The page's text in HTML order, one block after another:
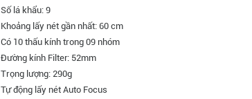
Số lá khẩu: 9
Khoảng lấy nét gần nhất: 60 cm
Có 10 thấu kính trong 09 nhóm
Đường kính Filter: 52mm
Trọng lượng: 290g
Tự động lấy nét Auto Focus